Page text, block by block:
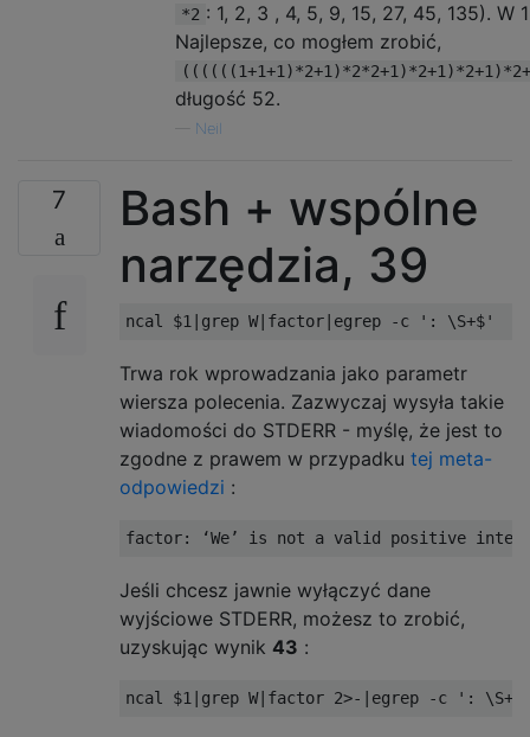
*2 : 1, 2, 3 , 4, 5, 9, 15, 27, 45, 135). W
Najlepsze, co mogłem zrobić,
długość 52.
Neil
7
Bash + wspólne
narzędzia, 39
ncal $1 grep W| factor egrep -c ': \S+$'
Trwa rok wprowadzania jako parametr
wiersza polecenia. Zazwyczaj wysyła takie
wiadomości do STDERR - myślę, że jest to
zgodne z prawem w przypadku tej meta-
odpowiedzi :
factor: ‘We’ is not a valid positive
Jeśli chcesz jawnie wyłączyć dane
wyjściowe STDERR, możesz to zrobić,
uzyskując wynik 43 :
ncal $1 grep W| factor 2>-| egrep -c ':